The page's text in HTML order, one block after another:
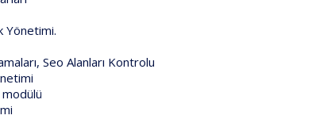
Yönetimi.
Seo Alanları Kontrolu